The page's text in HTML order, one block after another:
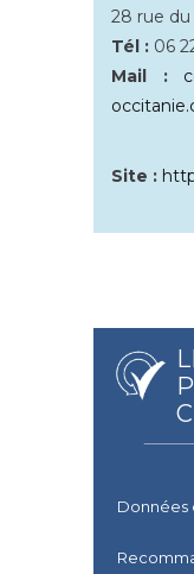
28 rue
Tél : 06
Mail :
Site :